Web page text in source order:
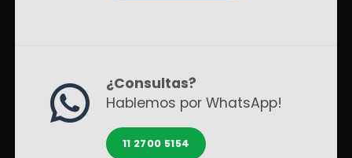
¿Consultas?
Hablemos por WhatsApp!
11 2700 5154